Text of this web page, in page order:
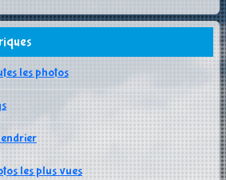
les photos
les plus vues